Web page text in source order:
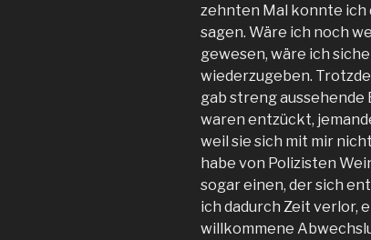
zehnten Mal konnte ich
sagen. Wäre ich noch
gewesen, wäre ich
wiederzugeben.
gab streng aussehende
waren entzückt,
weil sie sich mit mir
habe von Polizisten
sogar einen, der sich
ich dadurch Zeit verlor,
willkommene